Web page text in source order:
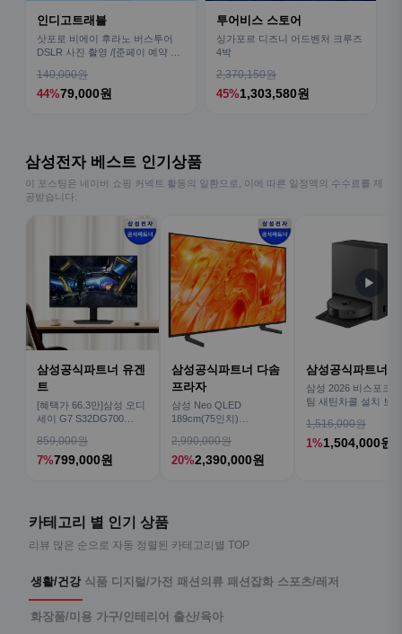
인디고트래블
삿포로 비에이 후라노 버스투어
DSLR 사진 촬영 /[준페이 예약 식
140,000원
44%79,000원
투어비스 스토어
싱가포르 디즈니 어드벤처 크루즈
4박
2,370,150원
45%1,303,580원
삼성전자 베스트 인기상품
이 포스팅은 네이버 쇼핑 커넥트 활동의 일환으로, 이에 따른 일정액의 수수료를 제
공받습니다.
삼성공식파트너 유겐
트
[혜택가 66.3만]삼성 오디
세이 G7 S32DG700
859,000원
7%799,000원
삼성공식파트너 다솜
프라자
삼성 Neo QLED
189cm(75인치)
TV
2,990,000원
20%2,390,000원
삼성공식파트너
삼성 2026 비스포크
팀 새틴차콜 설치 보
1,516,000원
1%1,504,000원
▶
카테고리 별 인기 상품
리뷰 많은 순으로 자동 정렬된 카테고리별 TOP
생활/건강 식품 디지털/가전 패션의류 패션잡화 스포츠/레저
화장품/미용 가구/인테리어 출산/육아